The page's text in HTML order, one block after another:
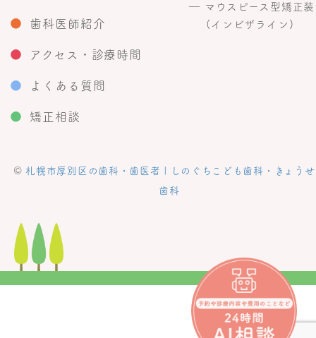
● 歯科医師紹介
― マウスピース型矯正
(インビザライン)
● アクセス・診療時間
● よくある質問
● 矯正相談
© 札幌市厚別区の歯科・歯医者 | しのぐちこども歯科・きょう
歯科